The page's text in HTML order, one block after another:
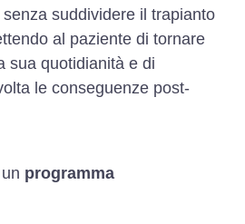
suddividere il trapianto
al paziente di tornare
sua quotidianità e di
le conseguenze post-
programma